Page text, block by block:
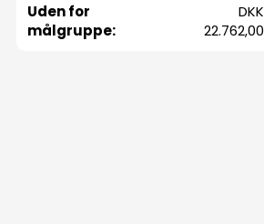
Uden for
målgruppe:
DKK
22.762,00